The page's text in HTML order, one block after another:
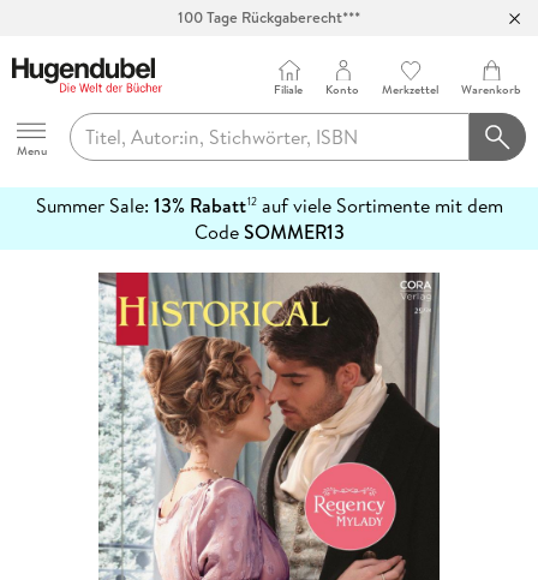
100 Tage Rückgaberecht***
Hugendubel
Menu
Filiale Konto Merkzettel Warenkorb
Summer Sale: 13% Rabatt12auf viele Sortimente mit dem
CodeSOMMER13
erfahren